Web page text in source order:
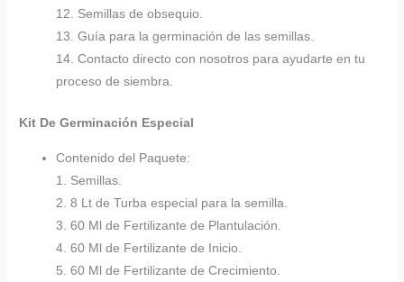
12. Semillas de obsequio.
13. Guía para la germinación de las semillas.
14. Contacto directo con nosotros para ayudarte en tu
proceso de siembra.
Kit De Germinación Especial
Contenido del Paquete:
1. Semillas.
2. 8 Lt de Turba especial para la semilla.
3. 60 Ml de Fertilizante de Plantulación.
4. 60 Ml de Fertilizante de Inicio.
5. 60 Ml de Fertilizante de Crecimiento.